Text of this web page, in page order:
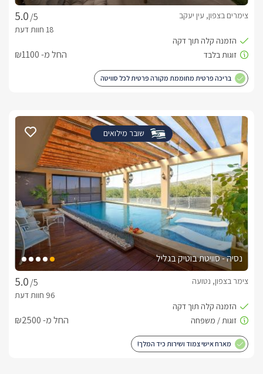
/5
צימרים בצפון, עין יעקב
החל מ- ₪1100
בריכה פרטית מחוממת מקורה פרטית לכל סוויטה
שובר מילואים
נסיה - סוויטת בוטיק בגליל
/5
צימר בצפון, נטועה
החל מ- ₪2500
מארח אישי צמוד ושירות כיד המלך!